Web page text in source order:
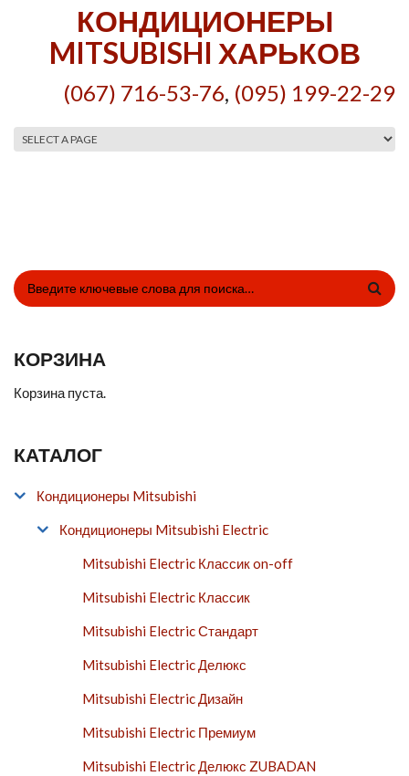
Перейти к основному содержанию
КОНДИЦИОНЕРЫ
MITSUBISHI ХАРЬКОВ
(067) 716-53-76, (095) 199-22-29
ФОРМА ПОИСКА
КОРЗИНА
Корзина пуста.
КАТАЛОГ
Кондиционеры Mitsubishi
Кондиционеры Mitsubishi Electric
Mitsubishi Electric Классик on-off
Mitsubishi Electric Классик
Mitsubishi Electric Стандарт
Mitsubishi Electric Делюкс
Mitsubishi Electric Дизайн
Mitsubishi Electric Премиум
Mitsubishi Electric Делюкс ZUBADAN